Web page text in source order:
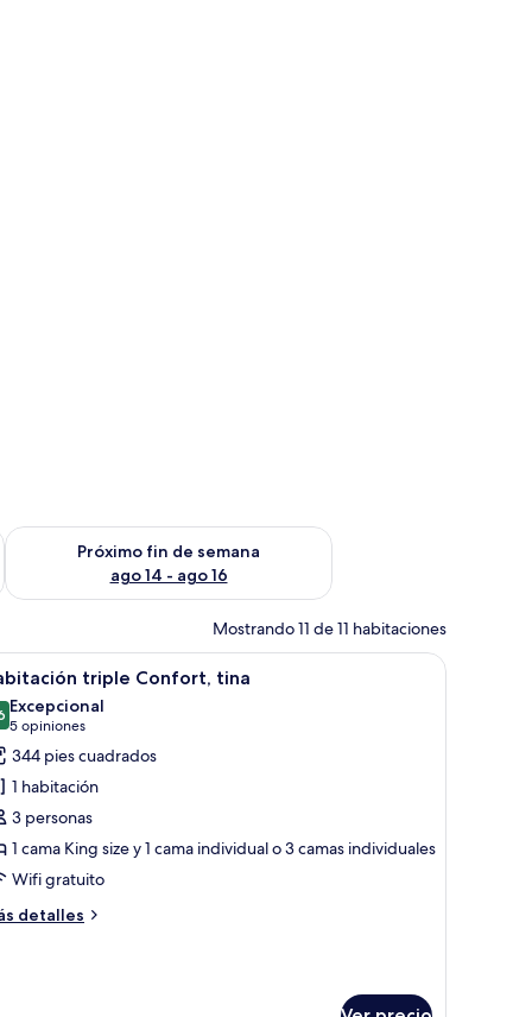
semana ago 7 - ago 9
Próximo fin de semana
ago 14 - ago 16
Consulta la disponibilidad para el próximo fin de semana ago
Mostrando 11 de 11 habitaciones
un escritorio con dos vasos, una maleta y vistas a un edificio a través
Habitación de hotel con dos camas, un
10 triple Confort, tina
de 10
Excepcional
5 opiniones
(5
opiniones)
344 pies cuadrados
1 habitación
3 personas
1 cama King size y 1 cama individual o 3 camas individuales
Wifi gratuito
detalles